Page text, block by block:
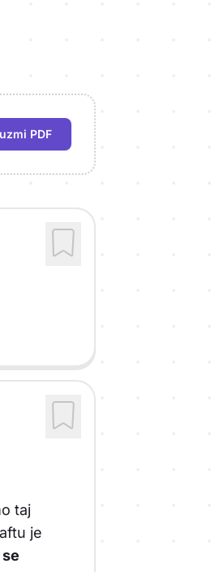
PDF
(potrebna prijava)
taj
je